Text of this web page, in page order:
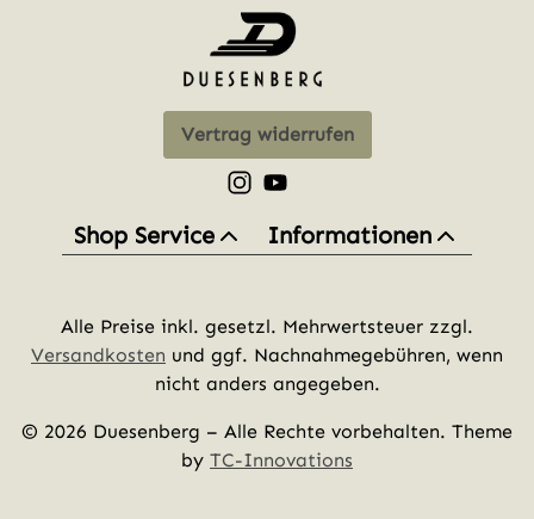
Vertrag widerrufen
Schau auf Instagram vorbei –
Sieh dir unsere Videos auf
Shop Service Informationen
Alle Preise inkl. gesetzl. Mehrwertsteuer zzgl.
Versandkosten und ggf. Nachnahmegebühren, wenn
nicht anders angegeben.
© 2026 Duesenberg – Alle Rechte vorbehalten. Theme
by TC-Innovations